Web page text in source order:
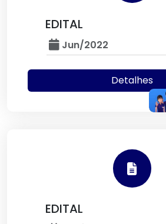
EDITAL
Jun/2022
Detalhes
EDITAL